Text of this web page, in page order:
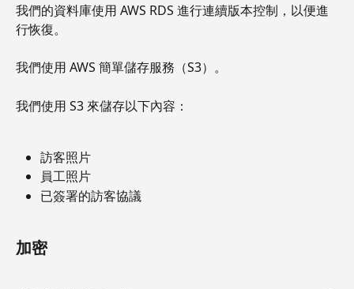
我們的資料庫使用 AWS RDS 進行連續版本控制，以便進
行恢復。
我們使用 AWS 簡單儲存服務（S3）。
我們使用 S3 來儲存以下內容：
訪客照片
員工照片
已簽署的訪客協議
加密